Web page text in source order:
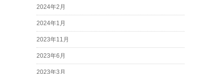
2024年2月
2024年1月
2023年11月
2023年6月
2023年3月